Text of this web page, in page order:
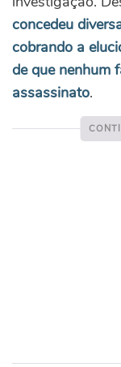
concedeu
cobrando a
de que nenhum
assassinato.